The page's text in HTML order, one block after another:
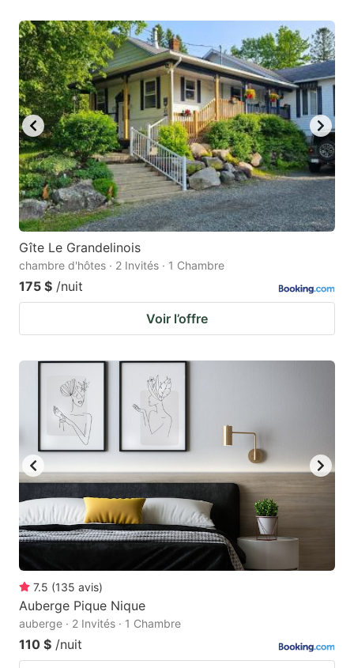
Gîte Le Grandelinois
chambre d'hôtes · 2 Invités · 1 Chambre
175 $ /nuit
Voir l’offre
7.5 (135 avis)
Auberge Pique Nique
auberge · 2 Invités · 1 Chambre
110 $ /nuit